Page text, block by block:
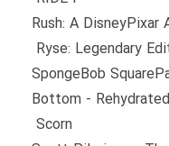
Rush: A DisneyPixar
Ryse: Legendary
SpongeBob
Bottom - Rehydrated
Scorn